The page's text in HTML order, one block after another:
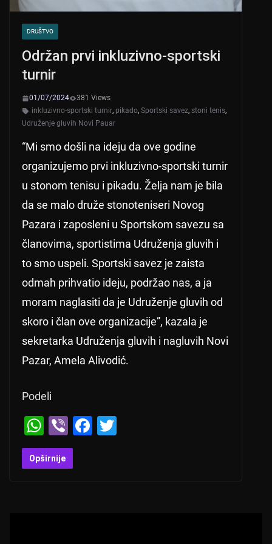
DRUŠTVO
Održan prvi inkluzivno-sportski
turnir
01/07/2024
381 Views
inkluzivno-sportski turnir, pikado, Sportski savez, stoni tenis,
Udruženje gluvih Novi Pauar
“Mi smo došli na ideju da ove godine
organizujemo prvi inkluzivno-sportski turnir
u stonom tenisu i pikadu. Želja nam je bila
da se malo druže stonoteniseri Novog
Pazara i zaposleni u Sportskom savezu sa
članovima, sportistima Udruženja gluvih i
to smo uspeli. Sportski savez je zaista
odmah prihvatio ideju, podržao nas, a ja
moram naglasiti da je Udruženje gluvih od
skoro i član ove organizacije”, kazala je
sekretarka Udruženja gluvih i nagluvih Novi
Pazar, Amela Alivodić.
Podeli
W
h
at
Vi
b
er
F
Opširnije